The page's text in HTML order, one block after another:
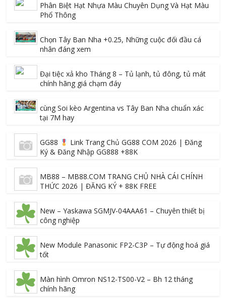
Phân Biệt Hạt Nhựa Màu Chuyên Dụng Và Hạt Màu
Phổ Thông
Chọn Tây Ban Nha +0.25, Những cuộc đối đầu cá
nhân đáng xem
Đại tiệc xả kho Tháng 8 – Tủ lạnh, tủ đông, tủ mát
chính hãng giá chạm đáy
cùng Soi kèo Argentina vs Tây Ban Nha chuẩn xác
tại 7M hay
GG88
Link Trang Chủ GG88 COM 2026 | Đăng
Ký & Đăng Nhập GG888 +88K
MB88 – MB88.COM TRANG CHỦ NHÀ CÁI CHÍNH
THỨC 2026 | ĐĂNG KÝ + 88K FREE
New – Yaskawa SGMJV-04AAA61 – Chuyên thiết bị
công nghiệp
New Module Panasonic FP2-C3P – Tự động hoá giá
tốt
Màn hình Omron NS12-TS00-V2 – Bh 12 tháng
chính hãng